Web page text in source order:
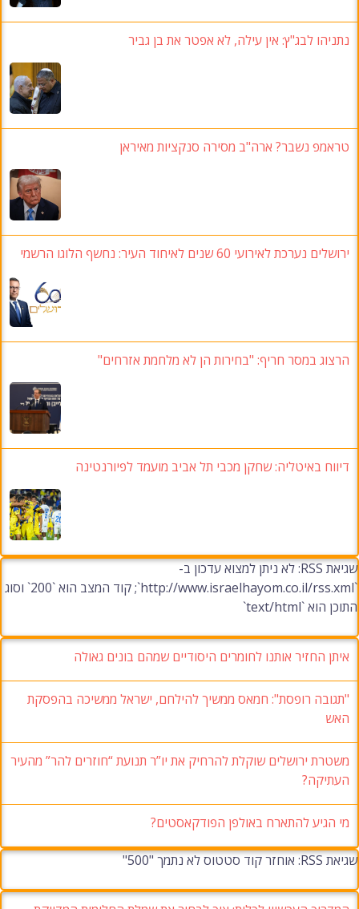
נתניהו לבג"ץ: אין עילה, לא אפטר את בן גביר
טראמפ נשבר? ארה"ב מסירה סנקציות מאיראן
ירושלים נערכת לאירועי 60 שנים לאיחוד העיר: נחשף הלוגו הרשמי
הרצוג במסר חריף: "בחירות הן לא מלחמת אזרחים"
דיווח באיטליה: שחקן מכבי תל אביב מועמד לפיורנטינה
שגיאת RSS: לא ניתן למצוא עדכון ב-
`http://www.israelhayom.co.il/rss.xml`; קוד המצב הוא `200` וסוג
התוכן הוא `text/html`
איתן החזיר אותנו לחומרים היסודיים שמהם בונים גאולה
"תגובה רופסת": חמאס ממשיך להילחם, ישראל ממשיכה בהפסקת
האש
משטרת ירושלים שוקלת להרחיק את יו”ר תנועת “חוזרים להר” מהעיר
העתיקה?
מי הגיע להתארח באולפן הפודקאסטים?
שגיאת RSS: אוחזר קוד סטטוס לא נתמך "500"